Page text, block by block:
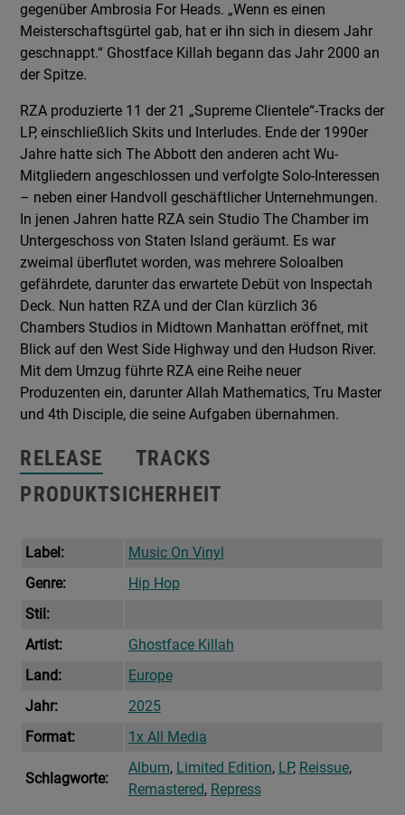
gegenüber Ambrosia For Heads. „Wenn es einen
Meisterschaftsgürtel gab, hat er ihn sich in diesem Jahr
geschnappt.“ Ghostface Killah begann das Jahr 2000 an
der Spitze.
RZA produzierte 11 der 21 „Supreme Clientele“-Tracks der
LP, einschließlich Skits und Interludes. Ende der 1990er
Jahre hatte sich The Abbott den anderen acht Wu-
Mitgliedern angeschlossen und verfolgte Solo-Interessen
– neben einer Handvoll geschäftlicher Unternehmungen.
In jenen Jahren hatte RZA sein Studio The Chamber im
Untergeschoss von Staten Island geräumt. Es war
zweimal überflutet worden, was mehrere Soloalben
gefährdete, darunter das erwartete Debüt von Inspectah
Deck. Nun hatten RZA und der Clan kürzlich 36
Chambers Studios in Midtown Manhattan eröffnet, mit
Blick auf den West Side Highway und den Hudson River.
Mit dem Umzug führte RZA eine Reihe neuer
Produzenten ein, darunter Allah Mathematics, Tru Master
und 4th Disciple, die seine Aufgaben übernahmen.
RELEASE
TRACKS
PRODUKTSICHERHEIT
Label:
Music On Vinyl
Genre:
Hip Hop
Stil:
Artist:
Ghostface Killah
Land:
Europe
Jahr:
2025
Format:
1x All Media
Schlagworte:
Album, Limited Edition, LP, Reissue,
Remastered, Repress